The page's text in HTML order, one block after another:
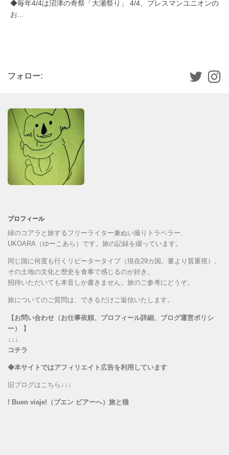
◆毎年4/4は沼津の奇祭「大瀬祭り」 4/4、プレスマンユニオンの
お...
フォロー:
プロフィール
緑のコアラと旅するフリーライター兼ぬい撮りトラベラー、
UKOARA（ゆーこあら）です。旅の記録を綴っています。
同じ国に何度も行くリピータータイプ（現在29カ国。量より質重視）。
その土地の文化と歴史を食事で感じるのが好き。
招待いただいても本音しか書きません。旅のご参考にどうぞ。
旅についてのご質問は、できるだけご返信いたします。
【お問い合わせ（お仕事依頼、プロフィール詳細、ブログ運営ポリシ
ー） 】
↓↓↓
コチラ
◆本サイトではアフィリエイト広告を利用しています
旧ブログはこちら↓↓↓
! Buen viaje!（ブエン ビアーへ）旅と猫